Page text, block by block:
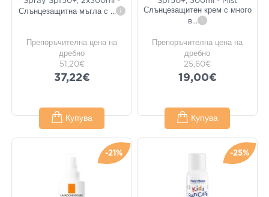
Слънцезащитна мъгла с ... i
Препоръчителна цена на
дребно
51,20€
37,22€
Купува
Слънцезащитен крем с много
в... i
Препоръчителна цена на
дребно
25,60€
19,00€
Купува
-21% -25%